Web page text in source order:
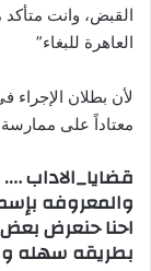
القبض، وانت متأكد
العاهرة للبغاء”
لأن بطلان
معتاداً على
قضايا_الاداب
والمعروفه
احنا حنعرض
بطريقه سهله